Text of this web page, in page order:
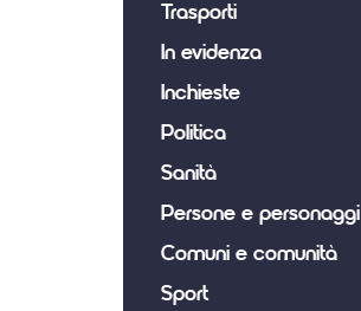
Trasporti
In evidenza
Inchieste
Politica
Sanità
Persone e personaggi
Comuni e comunità
Sport